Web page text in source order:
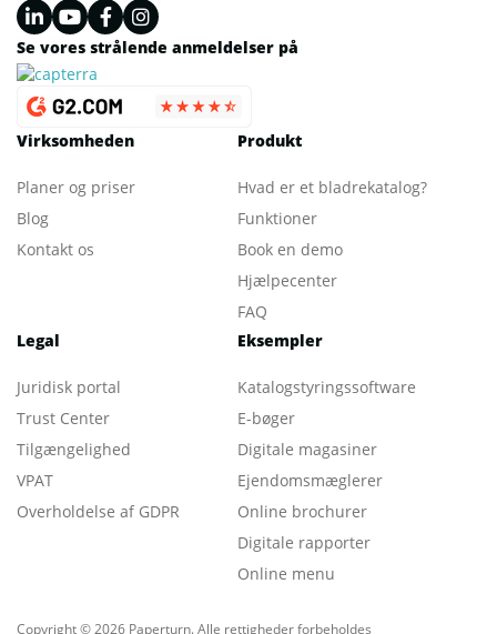
Se vores strålende anmeldelser på
Virksomheden
Planer og priser
Blog
Kontakt os
Produkt
Hvad er et bladrekatalog?
Funktioner
Book en demo
Hjælpecenter
FAQ
Legal
Juridisk portal
Trust Center
Tilgængelighed
VPAT
Overholdelse af GDPR
Eksempler
Katalogstyringssoftware
E-bøger
Digitale magasiner
Ejendomsmæglerer
Online brochurer
Digitale rapporter
Online menu
Copyright © 2026 Paperturn. Alle rettigheder forbeholdes